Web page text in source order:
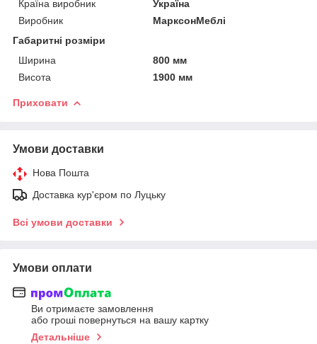
Країна виробник
Україна
Виробник
МарксонМеблі
Габаритні розміри
Ширина
800 мм
Висота
1900 мм
Приховати
Умови доставки
Нова Пошта
Доставка кур'єром по Луцьку
Всі умови доставки
Умови оплати
Ви отримаєте замовлення
або гроші повернуться на вашу картку
Детальніше